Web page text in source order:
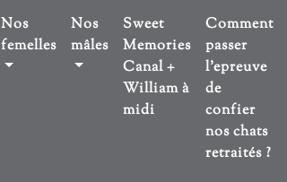
Nos
femelles
Nos
mâles
Sweet
Memories
Canal +
William à
midi
Comment
passer
l'epreuve
de
confier
nos chats
retraités ?